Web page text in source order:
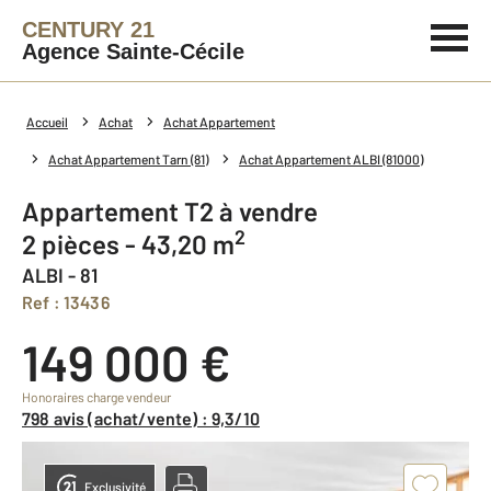
CENTURY 21
Agence Sainte-Cécile
Accueil Achat Achat Appartement
Achat Appartement Tarn (81) Achat Appartement ALBI (81000)
Appartement T2 à vendre
2 pièces - 43,20 m2
ALBI - 81
Ref : 13436
149 000 €
Honoraires charge vendeur
798 avis (achat/vente) : 9,3/10
Exclusivité